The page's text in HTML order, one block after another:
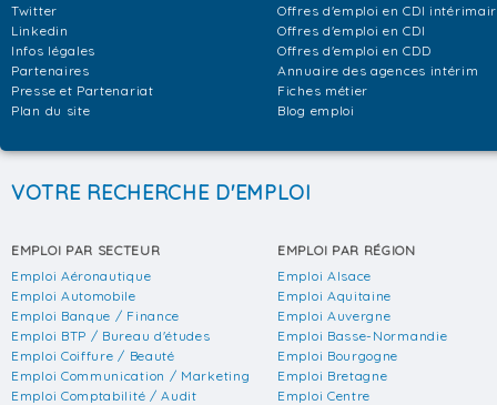
Twitter
Linkedin
Infos légales
Partenaires
Presse et Partenariat
Plan du site
Offres d'emploi en CDI
Offres d'emploi en CDI
Offres d'emploi en CDD
Annuaire des agences intérim
Fiches métier
Blog emploi
VOTRE RECHERCHE D'EMPLOI
EMPLOI PAR SECTEUR
Emploi Aéronautique
Emploi Automobile
Emploi Banque / Finance
Emploi BTP / Bureau d'études
Emploi Coiffure / Beauté
Emploi Communication / Marketing
Emploi Comptabilité / Audit
EMPLOI PAR RÉGION
Emploi Alsace
Emploi Aquitaine
Emploi Auvergne
Emploi Basse-Normandie
Emploi Bourgogne
Emploi Bretagne
Emploi Centre